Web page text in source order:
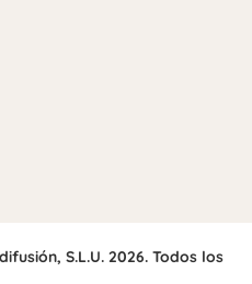
S.L.U. 2026. Todos los